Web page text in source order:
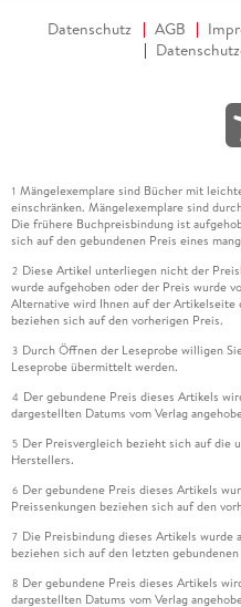
Datenschutz AGB
1 Mängelexemplare sind Bücher mit
einschränken. Mängelexemplare sind
Die frühere Buchpreisbindung ist
sich auf den gebundenen Preis eines
2 Diese Artikel unterliegen nicht der
wurde aufgehoben oder der Preis wurde
Alternative wird Ihnen auf der Artikelseite
beziehen sich auf den vorherigen Preis.
3 Durch Öffnen der Leseprobe willigen
Leseprobe übermittelt werden.
4 Der gebundene Preis dieses Artikels
dargestellten Datums vom Verlag
5 Der Preisvergleich bezieht sich auf die
Herstellers.
6 Der gebundene Preis dieses Artikels
Preissenkungen beziehen sich auf den
7 Die Preisbindung dieses Artikels wurde
beziehen sich auf den letzten
8 Der gebundene Preis dieses Artikels
dargestellten Datums vom Verlag